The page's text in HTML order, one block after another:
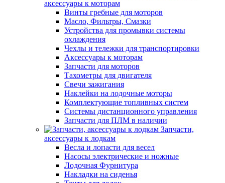
аксессуары к моторам
Винты гребные для моторов
Масло, Фильтры, Смазки
Устройства для промывки системы
охлаждения
Чехлы и тележки для транспортировки
Аксессуары к моторам
Запчасти для моторов
Тахометры для двигателя
Свечи зажигания
Наклейки на лодочные моторы
Комплектующие топливных систем
Системы дистанционного управления
Запчасти для ПЛМ в наличии
Запчасти,
аксессуары к лодкам
Весла и лопасти для весел
Насосы электрические и ножные
Лодочная Фурнитура
Накладки на сиденья